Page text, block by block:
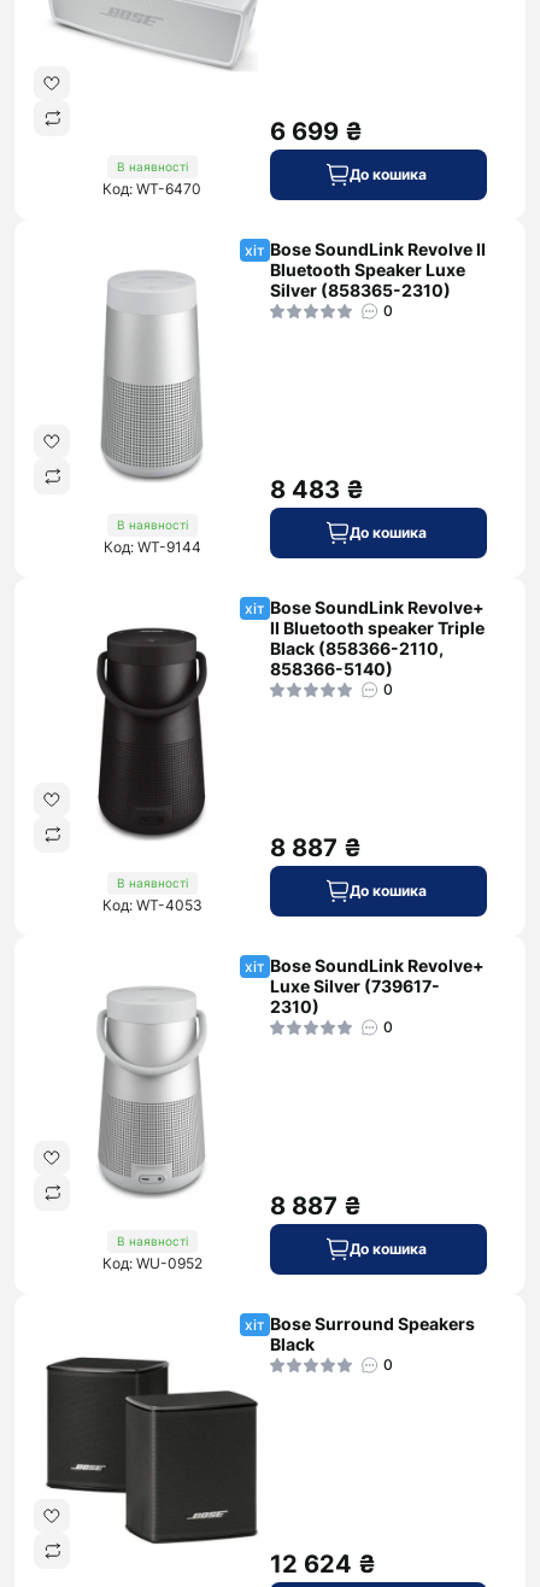
В наявності
Код: WT-6470
6 699 ₴
До кошика
хіт
В наявності
Код: WT-9144
Bose SoundLink Revolve II
Bluetooth Speaker Luxe
Silver (858365-2310)
0
8 483 ₴
До кошика
хіт
В наявності
Код: WT-4053
Bose SoundLink Revolve+
II Bluetooth speaker Triple
Black (858366-2110,
858366-5140)
0
8 887 ₴
До кошика
хіт
В наявності
Код: WU-0952
Bose SoundLink Revolve+
Luxe Silver (739617-
2310)
0
8 887 ₴
До кошика
хіт Bose Surround Speakers
Black
0
12 624 ₴